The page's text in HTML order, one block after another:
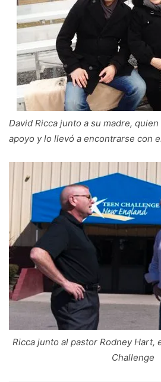
David Ricca junto a su madre,
apoyo y lo llevó a encontrarse con
Ricca junto al pastor Rodney Hart,
Challenge